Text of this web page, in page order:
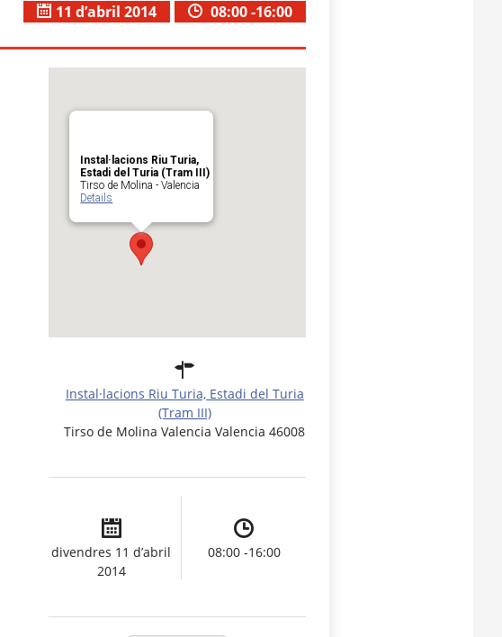
08:00 -16:00
11 d’abril 2014
Instal·lacions Riu Turia,
Estadi del Turia (Tram III)
Tirso de Molina - Valencia
Details
Instal·lacions Riu Turia, Estadi del Turia
(Tram III)
Tirso de Molina Valencia Valencia 46008
divendres 11 d’abril
2014
08:00 -16:00